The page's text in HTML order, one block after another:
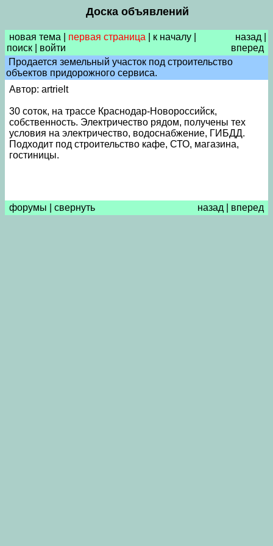
Доска объявлений
новая тема первая страница к началу
поиск
войти
назад
вперед
Продается земельный участок под строительство
объектов придорожного сервиса.
Автор: artrielt
30 соток, на трассе Краснодар-Новороссийск,
собственность. Электричество рядом, получены тех
условия на электричество, водоснабжение, ГИБДД.
Подходит под строительство кафе, СТО, магазина,
гостиницы.
форумы свернуть назад вперед